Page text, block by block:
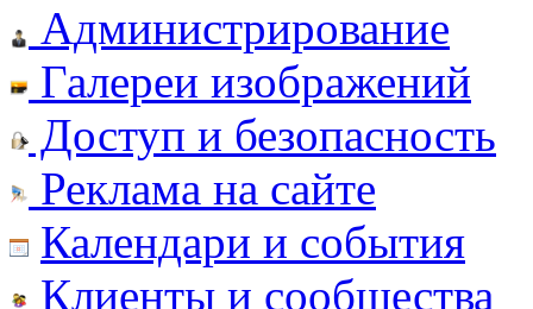
Администрирование
Галереи изображений
Доступ и безопасность
Реклама на сайте
Календари и события
Клиенты и сообщества